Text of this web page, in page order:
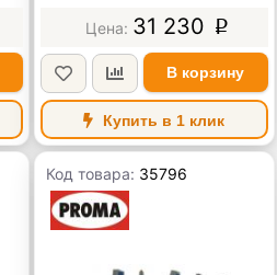
31 230 p
В корзину
Купить в 1 клик
Код товара: 35796